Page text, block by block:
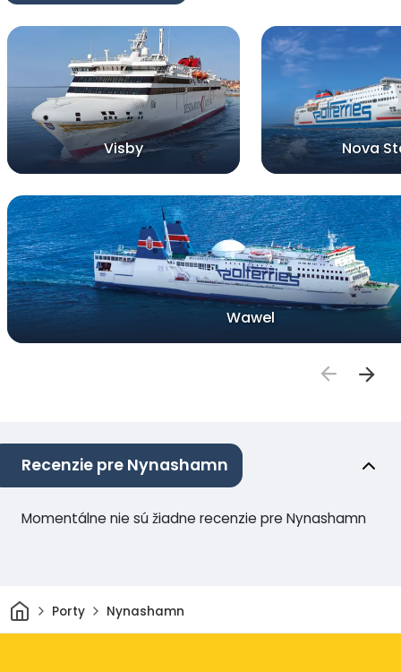
Visby Nova
Wawel
Recenzie pre Nynashamn
Momentálne nie sú žiadne recenzie pre Nynashamn
Domov
Porty Nynashamn